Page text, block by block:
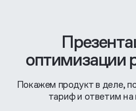
оптимизации
Покажем продукт в деле,
тариф и ответим на